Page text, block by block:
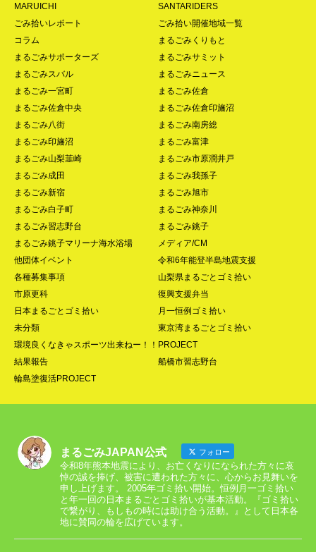
MARUICHI
SANTARIDERS
ごみ拾いレポート
ごみ拾い開催地域一覧
コラム
まるごみくりもと
まるごみサポーターズ
まるごみサミット
まるごみスバル
まるごみニュース
まるごみ一宮町
まるごみ佐倉
まるごみ佐倉中央
まるごみ佐倉印旛沼
まるごみ八街
まるごみ南房総
まるごみ印旛沼
まるごみ富津
まるごみ山梨韮崎
まるごみ市原潤井戸
まるごみ成田
まるごみ我孫子
まるごみ新宿
まるごみ旭市
まるごみ白子町
まるごみ神奈川
まるごみ習志野台
まるごみ銚子
まるごみ銚子マリーナ海水浴場
メディア/CM
他団体イベント
令和6年能登半島地震支援
各種募集事項
山梨県まるごとゴミ拾い
市原更科
復興支援弁当
日本まるごとゴミ拾い
月一恒例ゴミ拾い
未分類
東京湾まるごとゴミ拾い
環境良くなきゃスポーツ出来ねー！！PROJECT
結果報告
船橋市習志野台
輪島塗復活PROJECT
まるごみJAPAN公式 フォロー
令和8年熊本地震により、お亡くなりになられた方々に哀
悼の誠を捧げ、被害に遭われた方々に、心からお見舞いを
申し上げます。 2005年ゴミ拾い開始。恒例月一ゴミ拾い
と年一回の日本まるごとゴミ拾いが基本活動。『ゴミ拾い
で繋がり、もしもの時には助け合う活動。』として日本各
地に賛同の輪を広げています。